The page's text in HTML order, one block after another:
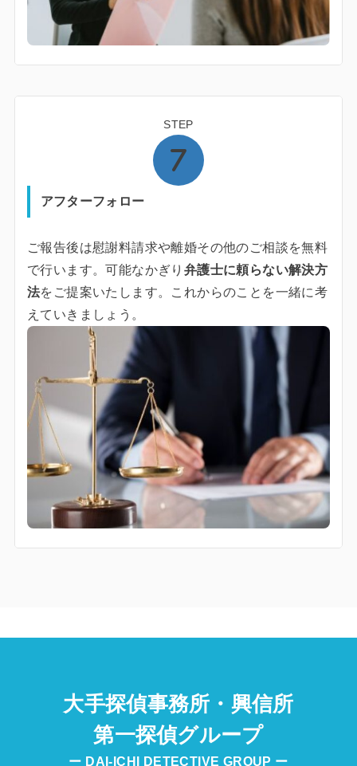
STEP
アフターフォロー
ご報告後は慰謝料請求や離婚その他のご相談を無料
で行います。可能なかぎり 弁護士に頼らない解決方
法をご提案いたします。これからのことを一緒に考
えていきましょう。
大手探偵事務所・興信所
第一探偵グループ
ー DAI-ICHI DETECTIVE GROUP ー